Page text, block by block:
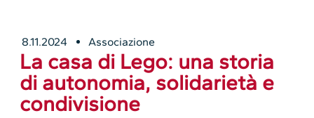
8.11.2024 Associazione
La casa di Lego: una storia
di autonomia, solidarietà e
condivisione